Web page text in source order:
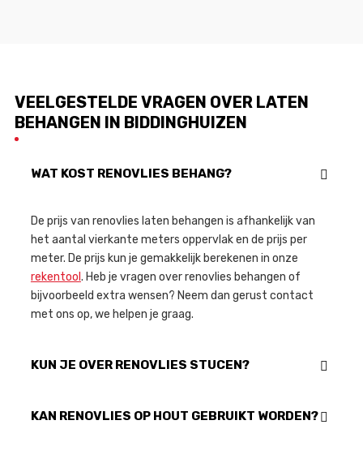
VEELGESTELDE VRAGEN OVER LATEN
BEHANGEN IN BIDDINGHUIZEN
WAT KOST RENOVLIES BEHANG?
De prijs van renovlies laten behangen is afhankelijk van
het aantal vierkante meters oppervlak en de prijs per
meter. De prijs kun je gemakkelijk berekenen in onze
rekentool . Heb je vragen over renovlies behangen of
bijvoorbeeld extra wensen? Neem dan gerust contact
met ons op, we helpen je graag.
KUN JE OVER RENOVLIES STUCEN?
KAN RENOVLIES OP HOUT GEBRUIKT WORDEN?